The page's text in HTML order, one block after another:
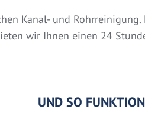
Kanal- und
wir Ihnen einen 24
UND SO